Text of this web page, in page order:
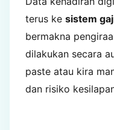
terus ke sistem
bermakna
dilakukan secara
paste atau kira
dan risiko